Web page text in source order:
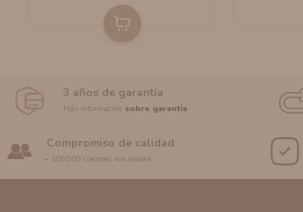
3 años de garantía
Más información sobre garantía
Compromiso de calidad
+ 100.000 clientes nos avalan